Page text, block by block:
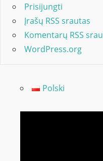
Prisijungti
Įrašų RSS srautas
Komentarų RSS
WordPress.org
Polski